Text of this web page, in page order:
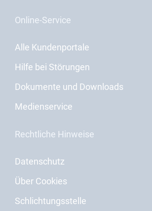
Online-Service
Alle Kundenportale
Hilfe bei Störungen
Dokumente und Downloads
Medienservice
Rechtliche Hinweise
Datenschutz
Über Cookies
Schlichtungsstelle